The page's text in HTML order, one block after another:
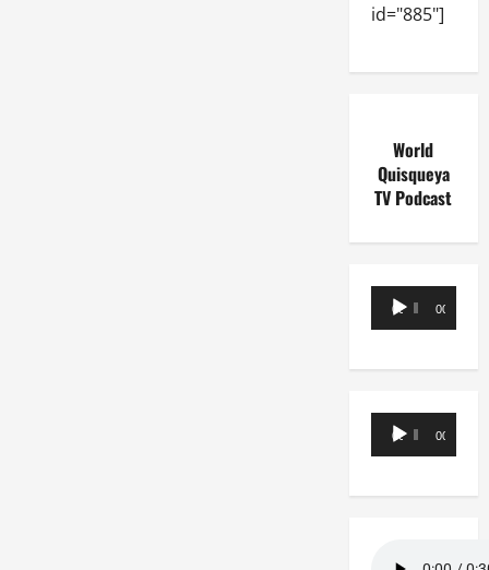
id="885"]
World
Quisqueya
TV Podcast
Reproductor
de
00:00 00:00
Reproductor
de
00:00 00:00